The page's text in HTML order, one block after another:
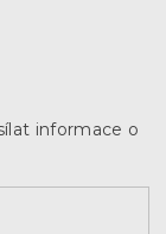
informace o